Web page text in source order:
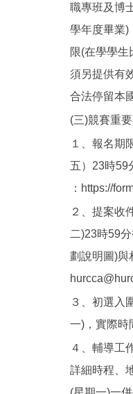
職專班及博
學年度畢業)
限(在學學生
須另提供有
合法停留本
(三)競賽重要
１、報名期
五）23時59
：https://
２、提案收
二)23時59
劃說明圖)與
３、初選入
一)，實際時
４、輔導工
詳細時程、